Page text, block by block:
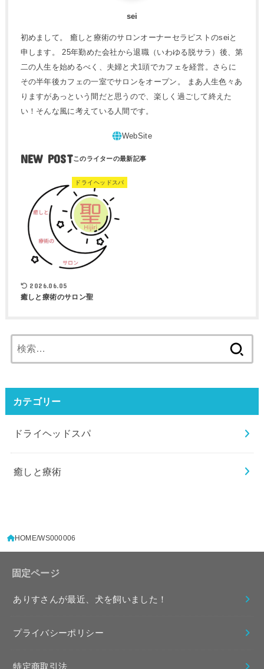
sei
初めまして。 癒しと療術のサロンオーナーセラピストのseiと
申します。 25年勤めた会社から退職（いわゆる脱サラ）後、第
二の人生を始めるべく、夫婦と犬1頭でカフェを経営。さらに
その半年後カフェの一室でサロンをオープン。 まあ人生色々あ
りますがあっという間だと思うので、楽しく過ごして終えた
い！そんな風に考えている人間です。
NEW POST
ドライヘッドスパ
2026.06.05
癒しと療術のサロン聖
索:
カテゴリー
ドライヘッドスパ
癒しと療術
HOME WS000006
固定ページ
ありすさんが最近、犬を飼いました！
プライバシーポリシー
特定商取引法